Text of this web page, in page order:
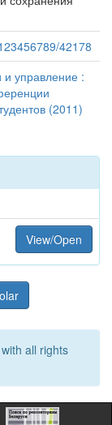
42178
управление :
(2011)
View/Open
all rights